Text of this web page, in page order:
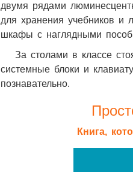
двумя рядами
для хранения учебников и
шкафы с наглядными
За столами в классе
системные блоки и
познавательно.
Книга,